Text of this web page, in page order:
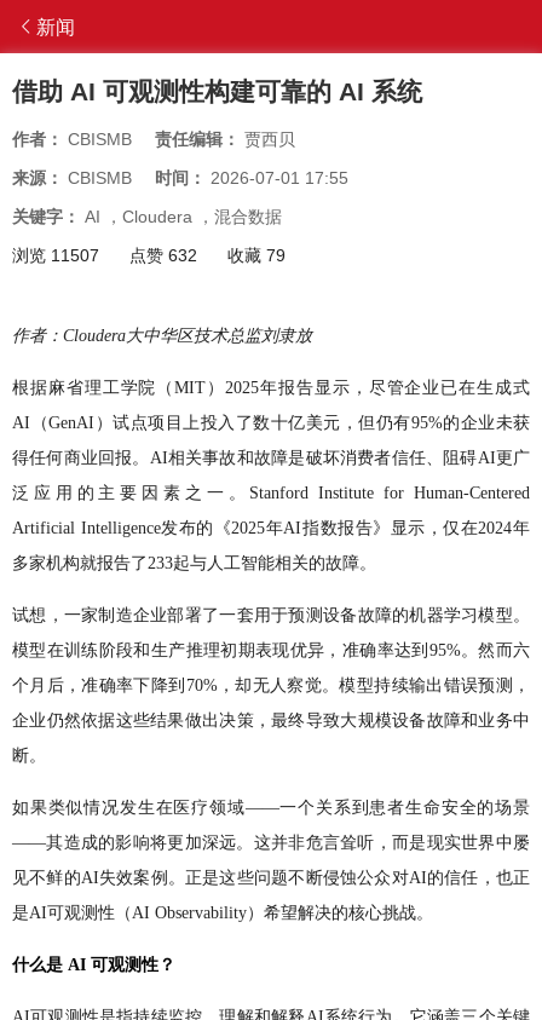
新闻
借助 AI 可观测性构建可靠的 AI 系统
作者： CBISMB 责任编辑： 贾西贝
来源： CBISMB 时间： 2026-07-01 17:55
关键字： AI ， Cloudera ， 混合数据
浏览 11507
点赞 632 收藏 79
作者：Cloudera大中华区技术总监刘隶放
根据麻省理工学院（MIT）2025年报告显示，尽管企业已在生成式
AI（GenAI）试点项目上投入了数十亿美元，但仍有95%的企业未获
得任何商业回报。AI相关事故和故障是破坏消费者信任、阻碍AI更广
泛应用的主要因素之一。Stanford Institute for Human-Centered
Artificial Intelligence发布的《2025年AI指数报告》显示，仅在2024年
多家机构就报告了233起与人工智能相关的故障。
试想，一家制造企业部署了一套用于预测设备故障的机器学习模型。
模型在训练阶段和生产推理初期表现优异，准确率达到95%。然而六
个月后，准确率下降到70%，却无人察觉。模型持续输出错误预测，
企业仍然依据这些结果做出决策，最终导致大规模设备故障和业务中
断。
如果类似情况发生在医疗领域——一个关系到患者生命安全的场景
——其造成的影响将更加深远。这并非危言耸听，而是现实世界中屡
见不鲜的AI失效案例。正是这些问题不断侵蚀公众对AI的信任，也正
是AI可观测性（AI Observability）希望解决的核心挑战。
什么是 AI 可观测性？